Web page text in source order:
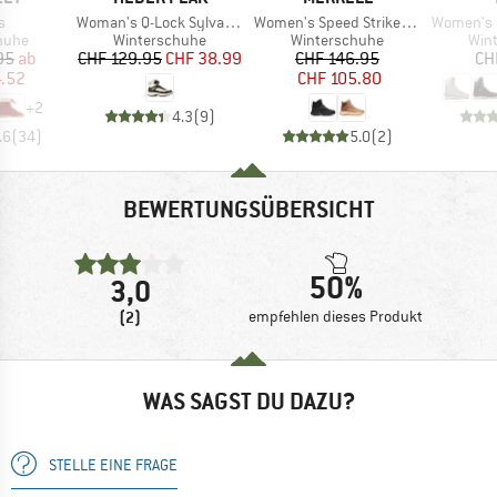
Preis
ab
+2
(34)
Artikel
Woman's Q-Lock SylvaHe. Winter WP Boots
Produktgruppe
Winterschuhe
Preis
CHF 129.95reduzierter Preis
CHF 38.99
4.3(9)
Artikel
Women's Speed Strike 2 LTR Thermo Mid WP
Produktgruppe
Winterschuhe
Preis
CHF 146.95reduzierter Preis
CHF 105.80
5.0(2)
Artikel
Women's
BEWERTUNGSÜBERSICHT
3,0
(2)
50%
empfehlen dieses Produkt
WAS SAGST DU DAZU?
STELLE EINE FRAGE